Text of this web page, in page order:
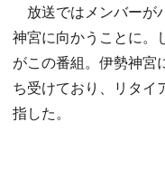
放送ではメンバーが
神宮に向かうことに。
がこの番組。伊勢神宮
ち受けており、リタイ
指した。